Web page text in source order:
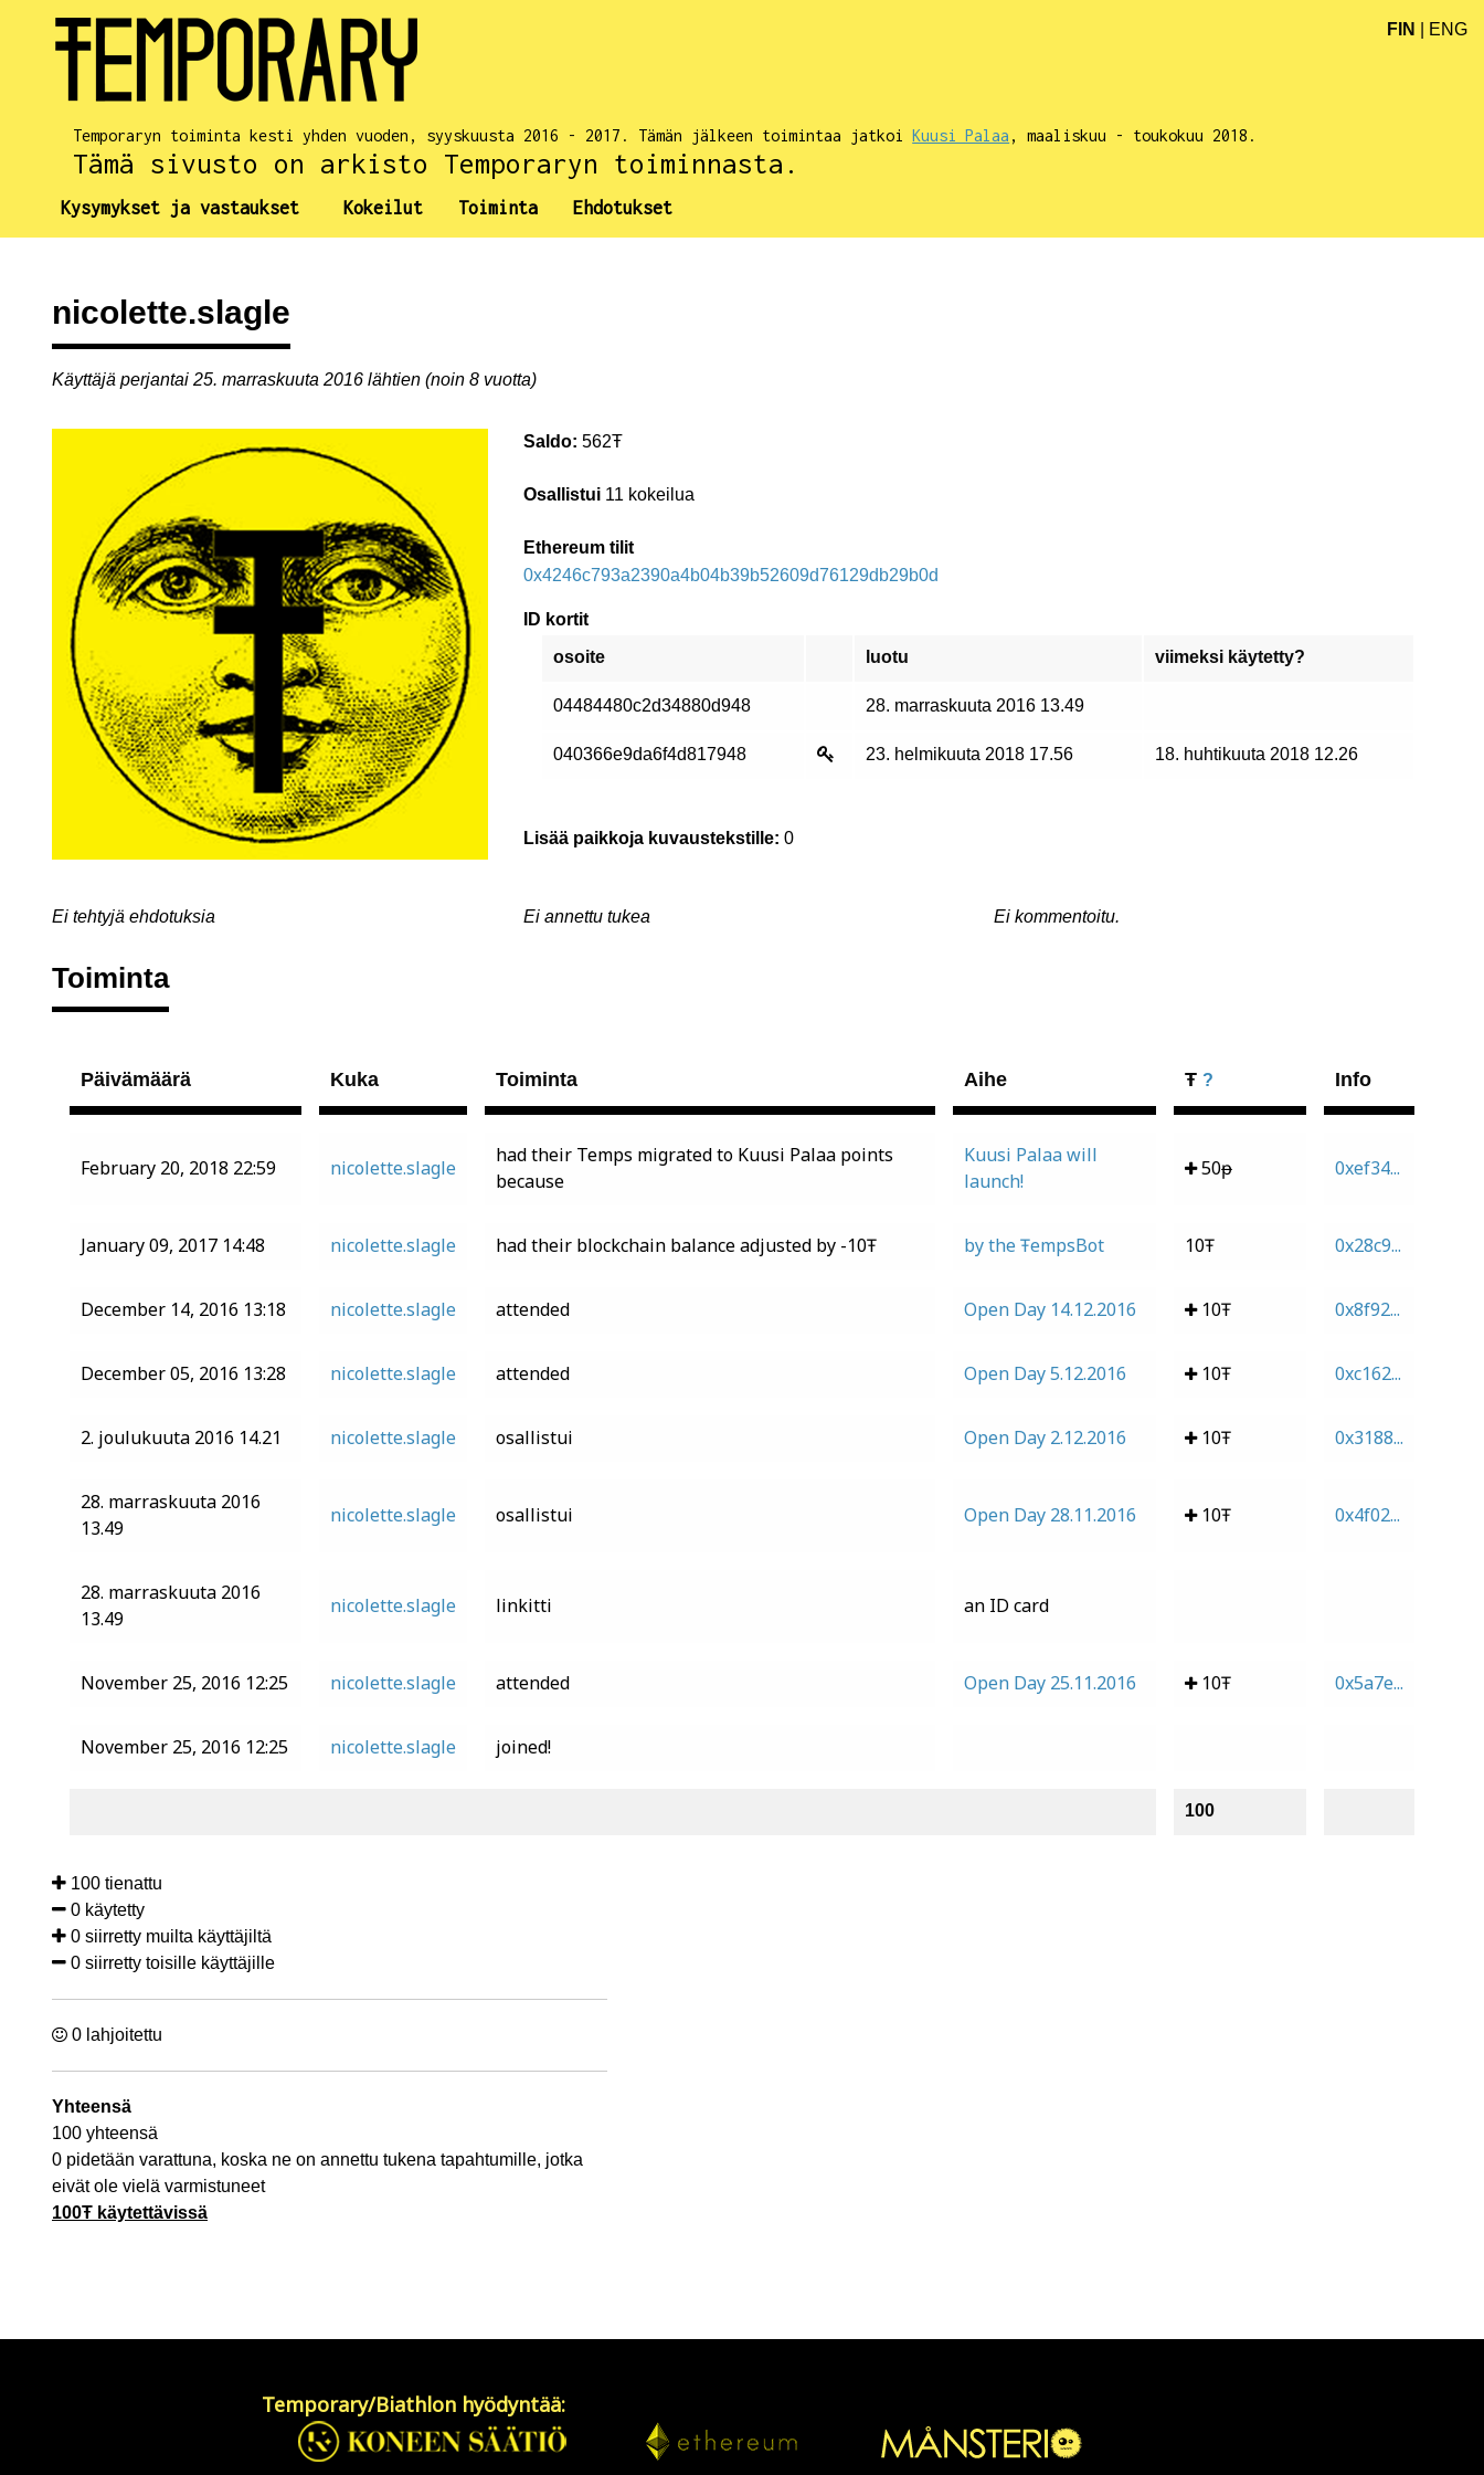
FIN ENG
Temporaryn toiminta kesti yhden vuoden, syyskuusta 2016 - 2017. Tämän jälkeen toimintaa jatkoiKuusi Palaa , maaliskuu - toukokuu 2018.
Tämä sivusto on arkisto Temporaryn toiminnasta.
Kysymykset ja vastaukset Kokeilut Toiminta Ehdotukset
nicolette.slagle
Käyttäjä perjantai 25. marraskuuta 2016 lähtien (noin 8 vuotta)
Saldo: 562Ŧ
Osallistui11 kokeilua
Ethereum tilit
0x4246c793a2390a4b04b39b52609d76129db29b0d
ID kortit
osoite
luotu viimeksi käytetty?
04484480c2d34880d948 28. marraskuuta 2016 13.49
040366e9da6f4d817948 23. helmikuuta 2018 17.56 18. huhtikuuta 2018 12.26
Lisää paikkoja kuvaustekstille: 0
Ei tehtyjä ehdotuksia Ei annettu tukea Ei kommentoitu.
Toiminta
Päivämäärä Kuka Toiminta Aihe Ŧ ? Info
100
February 20, 2018 22:59 nicolette.slagle
had their Temps migrated to Kuusi Palaa points
because
Kuusi Palaa will
launch!
50ᵽ 0xef34...
January 09, 2017 14:48 nicolette.slagle had their blockchain balance adjusted by -10Ŧ by the ŦempsBot 10Ŧ 0x28c9...
December 14, 2016 13:18 nicolette.slagle attended Open Day 14.12.2016 10Ŧ 0x8f92...
December 05, 2016 13:28 nicolette.slagle attended Open Day 5.12.2016 10Ŧ 0xc162...
2. joulukuuta 2016 14.21 nicolette.slagle osallistui Open Day 2.12.2016 10Ŧ 0x3188...
28. marraskuuta 2016
13.49
nicolette.slagle osallistui Open Day 28.11.2016 10Ŧ 0x4f02...
28. marraskuuta 2016
13.49
nicolette.slagle linkitti an ID card
November 25, 2016 12:25 nicolette.slagle attended Open Day 25.11.2016 10Ŧ 0x5a7e...
November 25, 2016 12:25 nicolette.slagle joined!
100 tienattu
0 käytetty
0 siirretty muilta käyttäjiltä
0 siirretty toisille käyttäjille
0 lahjoitettu
Yhteensä
100 yhteensä
0 pidetään varattuna, koska ne on annettu tukena tapahtumille, jotka
eivät ole vielä varmistuneet
100Ŧ käytettävissä
Temporary/Biathlon hyödyntää: